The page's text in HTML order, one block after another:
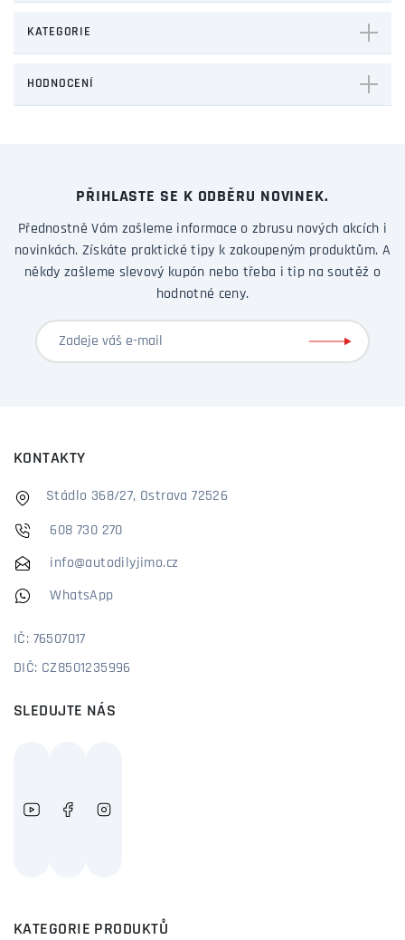
KATEGORIE
HODNOCENÍ
PŘIHLASTE SE K ODBĚRU NOVINEK.
Přednostně Vám zašleme informace o zbrusu nových akcích i
novinkách. Získáte praktické tipy k zakoupeným produktům. A
někdy zašleme slevový kupón nebo třeba i tip na soutěž o
hodnotné ceny.
KONTAKTY
Stádlo 368/27, Ostrava 72526
608 730 270
info@autodilyjimo.cz
WhatsApp
IČ: 76507017
DIČ: CZ8501235996
SLEDUJTE NÁS
KATEGORIE PRODUKTŮ